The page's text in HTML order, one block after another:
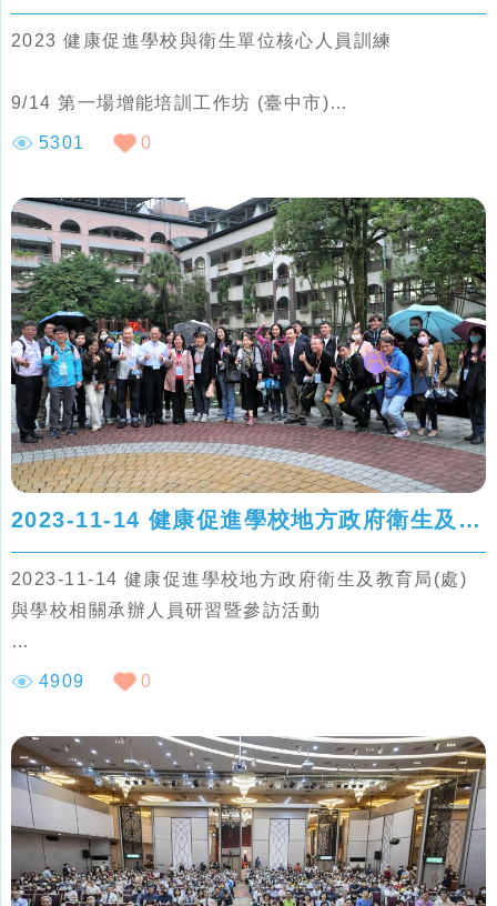
2023 健康促進學校與衛生單位核心人員訓練
9/14 第一場增能培訓工作坊 (臺中市)
9/19 第二場增能培訓工作坊 (臺東縣)
11/16 第四場增能培訓工作坊 (臺中市、臺東縣、雲林
縣、新北市、彰化縣、嘉義縣、臺南市)
5301 0
2023-11-14 健康促進學校地方政府衛生及教育局(處)與學校相關承辦人員研習暨參訪活動
2023-11-14 健康促進學校地方政府衛生及教育局(處)
與學校相關承辦人員研習暨參訪活動
辦理地點：112年健康促進學校特色獎勵計畫 卓越金質
4909 0